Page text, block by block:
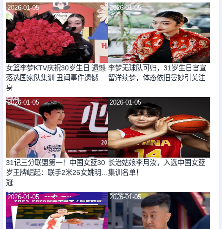
2026-01-05
女篮李梦KTV庆祝30岁生日 遗憾
落选国家队集训 丑闻事件遗憾终
身
2026-01-05
李梦无球队可归，31岁生日官宣
留洋续梦，体态依旧曼妙引关注
2026-01-05
31记三分联盟第一！中国女篮30
岁王牌崛起：联手2米26女姚明冲
冠
2026-01-05
长治姑娘李月汝，入选中国女篮
集训名单！
2026-01-05 2026-01-05